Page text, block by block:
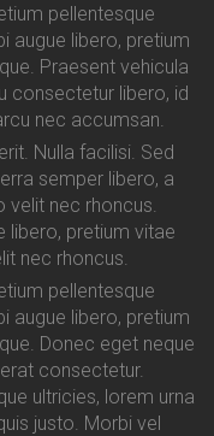
pellentesque
augue libero, pretium
Praesent vehicula
consectetur libero, id
nec accumsan.
Nulla facilisi. Sed
semper libero, a
nec rhoncus.
libero, pretium vitae
nec rhoncus.
pellentesque
augue libero, pretium
Donec eget neque
consectetur.
ultricies, lorem urna
justo. Morbi vel